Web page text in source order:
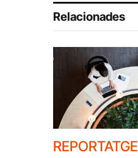
Relacionades
REPORTATGE